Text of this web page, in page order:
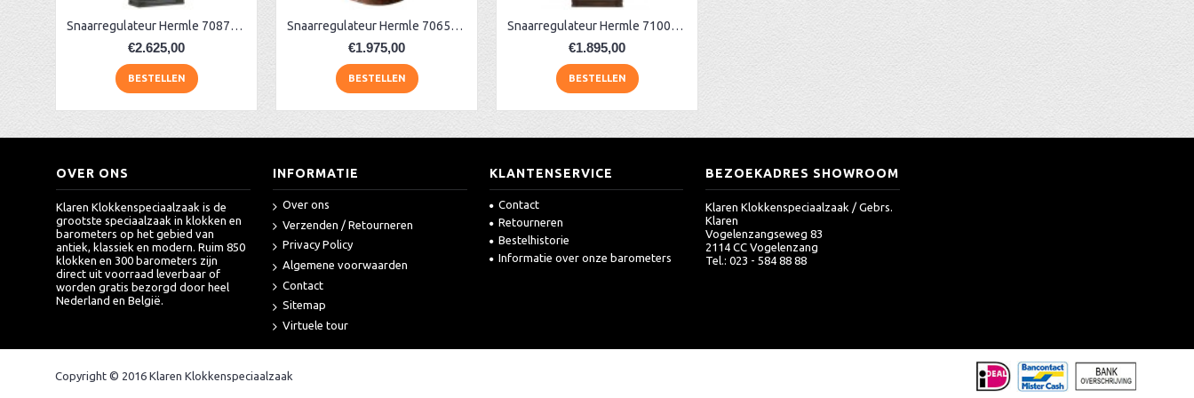
Snaarregulateur Hermle 70875-740761 maandloper
€2.625,00
BESTELLEN
Snaarregulateur Hermle 70650-030058
€1.975,00
BESTELLEN
Snaarregulateur Hermle 71008-030351
€1.895,00
BESTELLEN
OVER ONS
Klaren Klokkenspeciaalzaak is de
grootste speciaalzaak in klokken en
barometers op het gebied van
antiek, klassiek en modern. Ruim 850
klokken en 300 barometers zijn
direct uit voorraad leverbaar of
worden gratis bezorgd door heel
Nederland en België.
INFORMATIE
Over ons
Verzenden / Retourneren
Privacy Policy
Algemene voorwaarden
Contact
Sitemap
Virtuele tour
KLANTENSERVICE
Contact
Retourneren
Bestelhistorie
Informatie over onze barometers
BEZOEKADRES SHOWROOM
Klaren Klokkenspeciaalzaak / Gebrs.
Klaren
Vogelenzangseweg 83
2114 CC Vogelenzang
Tel.: 023 - 584 88 88
Copyright © 2016 Klaren Klokkenspeciaalzaak